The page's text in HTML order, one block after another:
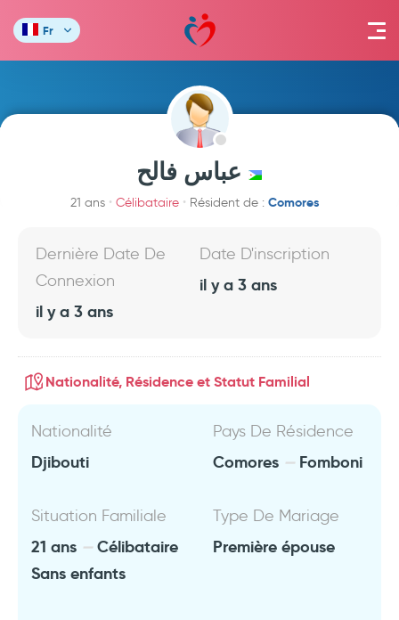
Fr
عباس فالح
21 ans Célibataire Résident de : Comores
Dernière Date De
Connexion
il y a 3 ans
Date D'inscription
il y a 3 ans
Nationalité, Résidence et Statut Familial
Nationalité
Djibouti
Pays De Résidence
Comores Fomboni
Situation Familiale
21 ans
Célibataire
Sans enfants
Type De Mariage
Première épouse